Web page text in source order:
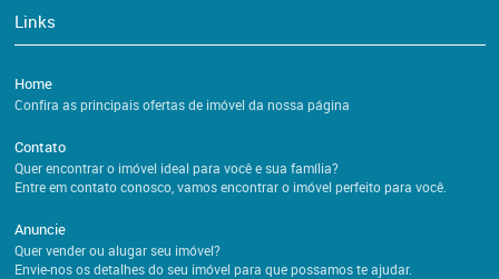
Links
Home
Confira as principais ofertas de imóvel da nossa página
Contato
Quer encontrar o imóvel ideal para você e sua família?
Entre em contato conosco, vamos encontrar o imóvel perfeito para você.
Anuncie
Quer vender ou alugar seu imóvel?
Envie-nos os detalhes do seu imóvel para que possamos te ajudar.